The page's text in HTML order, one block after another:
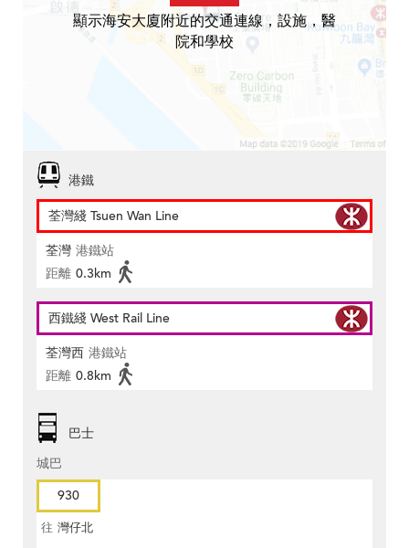
顯示海安大廈附近的交通連線，設施，醫
院和學校
港鐵
荃灣綫 Tsuen Wan Line
荃灣 港鐵站
距離 0.3km
西鐵綫 West Rail Line
荃灣西 港鐵站
距離 0.8km
巴士
城巴
930
往 灣仔北